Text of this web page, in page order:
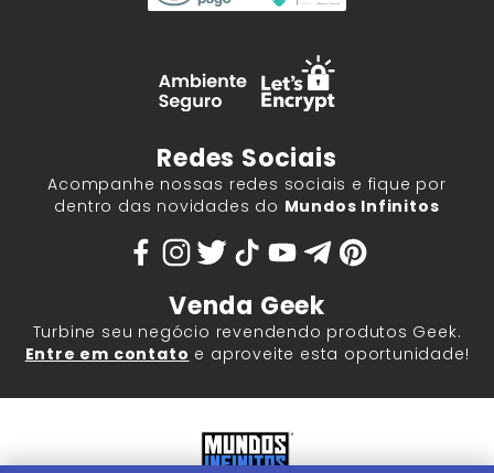
Redes Sociais
Acompanhe nossas redes sociais e fique por
dentro das novidades do Mundos Infinitos
Venda Geek
Turbine seu negócio revendendo produtos Geek.
Entre em contato e aproveite esta oportunidade!